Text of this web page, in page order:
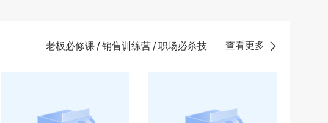
老板必修课 /销售训练营 /职场必杀技 查看更多